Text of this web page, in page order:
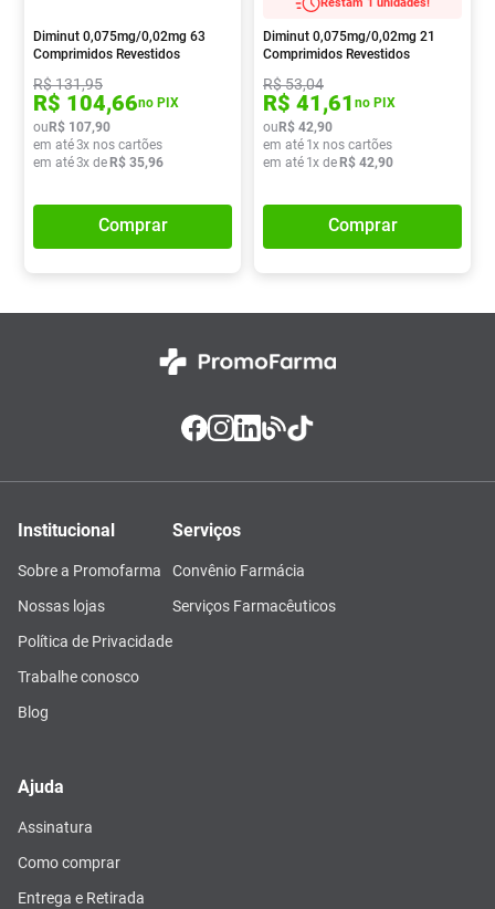
Diminut 0,075mg/0,02mg 63
Comprimidos Revestidos
R$131,95
R$ 104,66no PIX
ouR$ 107,90
em até3x nos cartões
em até3x deR$ 35,96
Comprar
Diminut 0,075mg/0,02mg 21
Comprimidos Revestidos
R$53,04
R$ 41,61 no PIX
ouR$ 42,90
em até 1x nos cartões
em até 1x deR$ 42,90
Comprar
Institucional
Sobre a Promofarma
Nossas lojas
Política de Privacidade
Trabalhe conosco
Blog
Serviços
Convênio Farmácia
Serviços Farmacêuticos
Ajuda
Assinatura
Como comprar
Entrega e Retirada
9º Pampers Confort Sec